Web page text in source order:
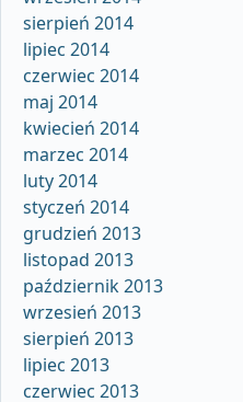
sierpień 2014
lipiec 2014
czerwiec 2014
maj 2014
kwiecień 2014
marzec 2014
luty 2014
styczeń 2014
grudzień 2013
listopad 2013
październik 2013
wrzesień 2013
sierpień 2013
lipiec 2013
czerwiec 2013